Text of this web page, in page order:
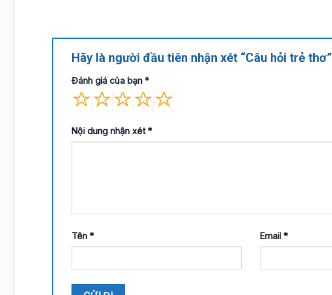
Hãy là người đầu tiên nhận xét “Câu hỏi trẻ thơ”
Đánh giá của bạn *
Nội dung nhận xét*
Tên * Email*